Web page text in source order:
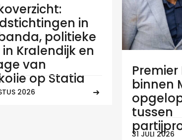
in
politieke
in Kralendijk en
van
op Statia
2026
binnen
tussen
31 JULI 2026